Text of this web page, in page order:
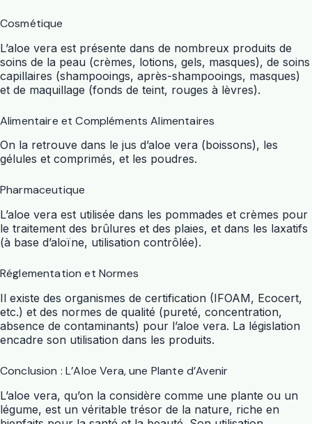
Cosmétique
L’aloe vera est présente dans de nombreux produits de
soins de la peau (crèmes, lotions, gels, masques), de soins
capillaires (shampooings, après-shampooings, masques)
et de maquillage (fonds de teint, rouges à lèvres).
Alimentaire et Compléments Alimentaires
On la retrouve dans le jus d’aloe vera (boissons), les
gélules et comprimés, et les poudres.
Pharmaceutique
L’aloe vera est utilisée dans les pommades et crèmes pour
le traitement des brûlures et des plaies, et dans les laxatifs
(à base d’aloïne, utilisation contrôlée).
Réglementation et Normes
Il existe des organismes de certification (IFOAM, Ecocert,
etc.) et des normes de qualité (pureté, concentration,
absence de contaminants) pour l’aloe vera. La législation
encadre son utilisation dans les produits.
Conclusion : L’Aloe Vera, une Plante d’Avenir
L’aloe vera, qu’on la considère comme une plante ou un
légume, est un véritable trésor de la nature, riche en